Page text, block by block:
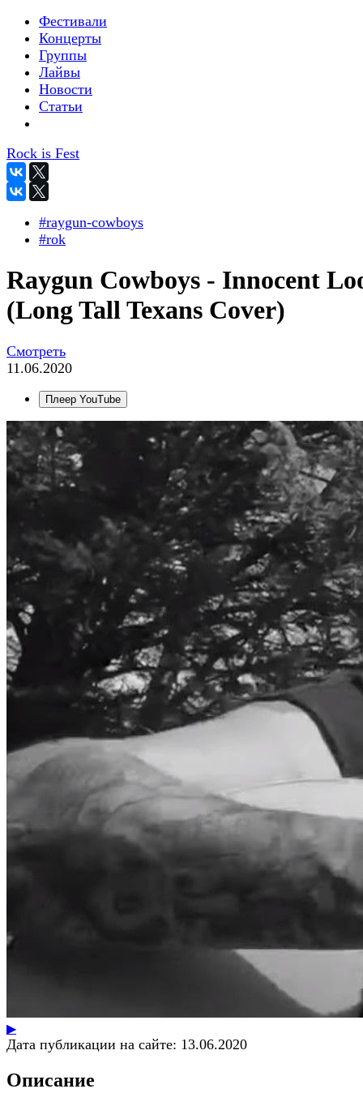
Фестивали
Концерты
Группы
Лайвы
Новости
Статьи
Rock is Fest
#raygun-cowboys
#rok
Raygun Cowboys - Innocent
(Long Tall Texans Cover)
Смотреть
11.06.2020
Плеер YouTube
▶
Дата публикации на сайте: 13.06.2020
Описание